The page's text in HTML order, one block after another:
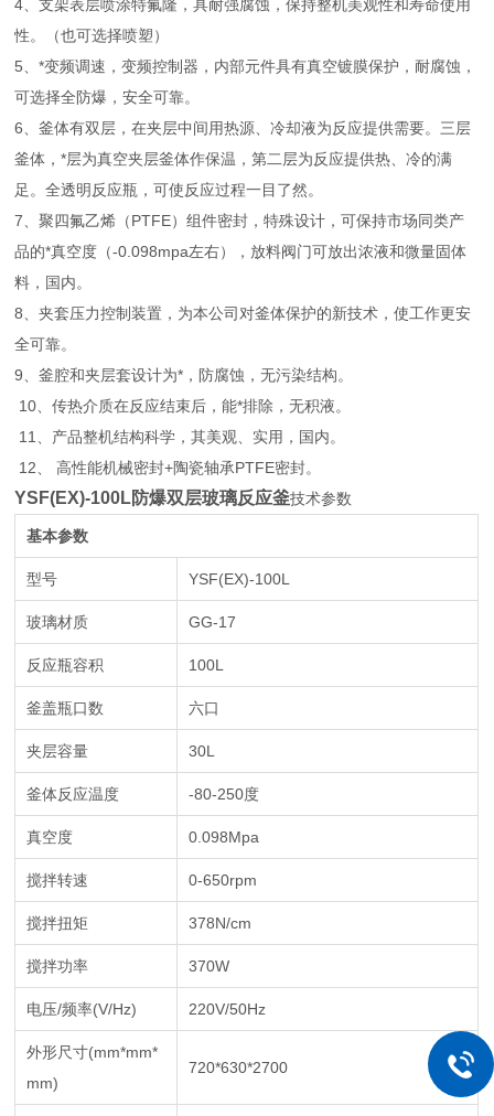
4、支架表层喷涂特氟隆，具耐强腐蚀，保持整机美观性和寿命使用
性。（也可选择喷塑）
5、*变频调速，变频控制器，内部元件具有真空镀膜保护，耐腐蚀，
可选择全防爆，安全可靠。
6、釜体有双层，在夹层中间用热源、冷却液为反应提供需要。三层
釜体，*层为真空夹层釜体作保温，第二层为反应提供热、冷的满
足。全透明反应瓶，可使反应过程一目了然。
7、聚四氟乙烯（PTFE）组件密封，特殊设计，可保持市场同类产
品的*真空度（-0.098mpa左右），放料阀门可放出浓液和微量固体
料，国内。
8、夹套压力控制装置，为本公司对釜体保护的新技术，使工作更安
全可靠。
9、釜腔和夹层套设计为*，防腐蚀，无污染结构。
10、传热介质在反应结束后，能*排除，无积液。
11、产品整机结构科学，其美观、实用，国内。
12、 高性能机械密封+陶瓷轴承PTFE密封。
YSF(EX)-100L防爆双层玻璃反应釜技术参数
基本参数
型号 YSF(EX)-100L
玻璃材质 GG-17
反应瓶容积 100L
釜盖瓶口数 六口
夹层容量 30L
釜体反应温度 -80-250度
真空度 0.098Mpa
搅拌转速 0-650rpm
搅拌扭矩 378N/cm
搅拌功率 370W
电压/频率(V/Hz) 220V/50Hz
外形尺寸(mm*mm*
mm)
720*630*2700